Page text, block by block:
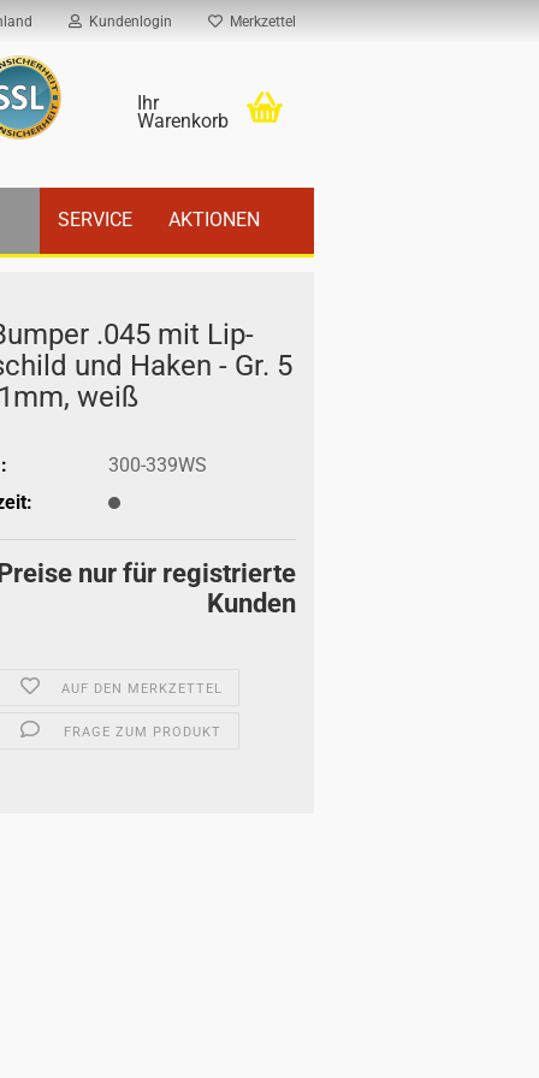
Kundenlogin Merkzettel
Ihr
Warenkorb
SERVICE AKTIONEN
.045 mit Lip­
und Haken - Gr. 5
weiß
300-339WS
nur für registrierte
Kunden
AUF DEN MERKZETTEL
FRAGE ZUM PRODUKT